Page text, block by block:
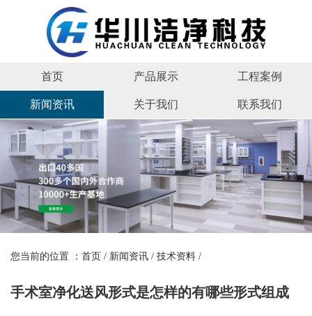
首页 产品展示 工程案例
新闻资讯 关于我们 联系我们
您当前的位置 ： 首页 / 新闻资讯 / 技术资料 /
手术室净化送风形式是怎样的有哪些形式组成